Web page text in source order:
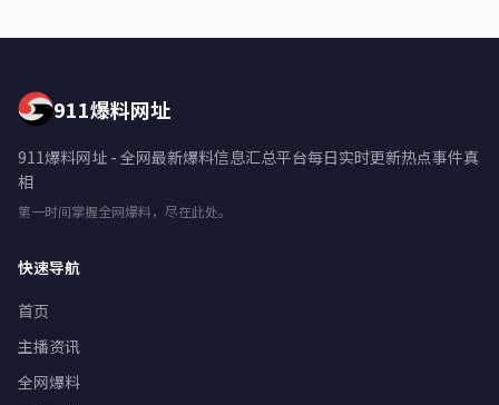
911爆料网址
911爆料网址 - 全网最新爆料信息汇总平台每日实时更新热点事件真
相
第一时间掌握全网爆料，尽在此处。
快速导航
首页
主播资讯
全网爆料